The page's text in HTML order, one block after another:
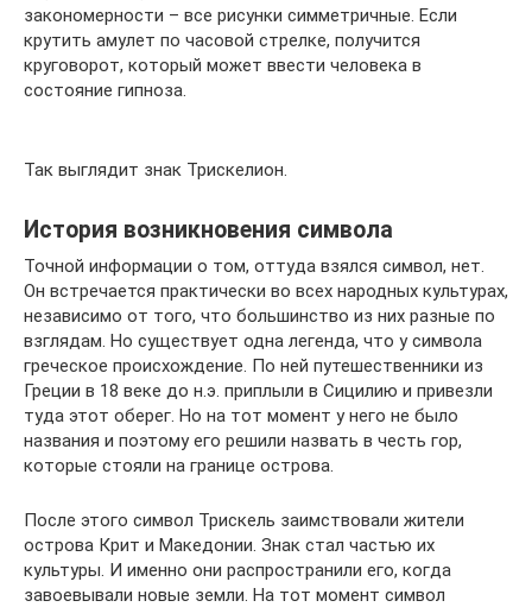
закономерности – все рисунки симметричные. Если
крутить амулет по часовой стрелке, получится
круговорот, который может ввести человека в
состояние гипноза.
Так выглядит знак Трискелион.
История возникновения символа
Точной информации о том, оттуда взялся символ, нет.
Он встречается практически во всех народных культурах,
независимо от того, что большинство из них разные по
взглядам. Но существует одна легенда, что у символа
греческое происхождение. По ней путешественники из
Греции в 18 веке до н.э. приплыли в Сицилию и привезли
туда этот оберег. Но на тот момент у него не было
названия и поэтому его решили назвать в честь гор,
которые стояли на границе острова.
После этого символ Трискель заимствовали жители
острова Крит и Македонии. Знак стал частью их
культуры. И именно они распространили его, когда
завоевывали новые земли. На тот момент символ